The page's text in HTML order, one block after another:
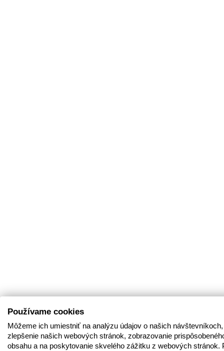
Používame cookies
Môžeme ich umiestniť na analýzu údajov o našich
zlepšenie našich webových stránok, zobrazovanie
obsahu a na poskytovanie skvelého zážitku z webových stránok.